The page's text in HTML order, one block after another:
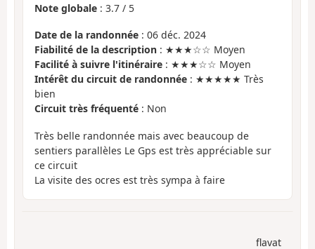
Note globale : 3.7 / 5
Date de la randonnée : 06 déc. 2024
Fiabilité de la description : ★★★☆☆ Moyen
Facilité à suivre l'itinéraire : ★★★☆☆ Moyen
Intérêt du circuit de randonnée : ★★★★★ Très
bien
Circuit très fréquenté : Non
Très belle randonnée mais avec beaucoup de
sentiers parallèles Le Gps est très appréciable sur
ce circuit
La visite des ocres est très sympa à faire
flavat